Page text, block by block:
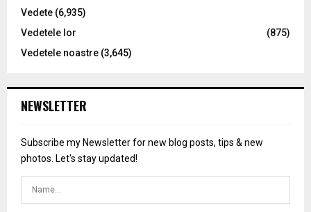
Vedete (6,935)
Vedetele lor
(875)
Vedetele noastre (3,645)
NEWSLETTER
Subscribe my Newsletter for new blog posts, tips & new
photos. Let's stay updated!